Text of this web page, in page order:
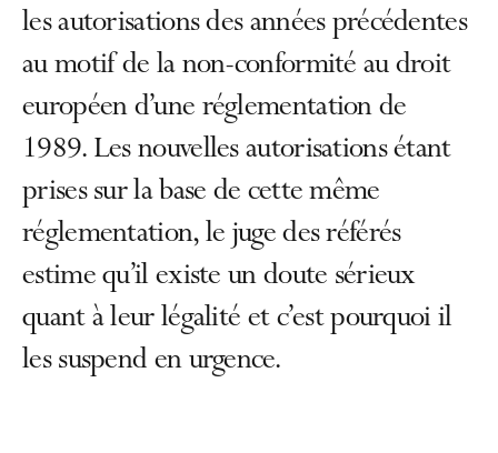
les autorisations des années précédentes
au motif de la non-conformité au droit
européen d’une réglementation de
1989. Les nouvelles autorisations étant
prises sur la base de cette même
réglementation, le juge des référés
estime qu’il existe un doute sérieux
quant à leur légalité et c’est pourquoi il
les suspend en urgence.